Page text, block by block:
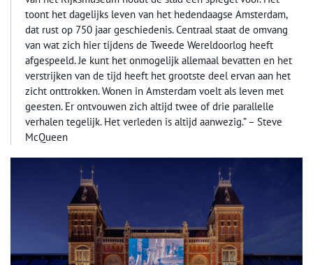
toont het dagelijks leven van het hedendaagse Amsterdam,
dat rust op 750 jaar geschiedenis. Centraal staat de omvang
van wat zich hier tijdens de Tweede Wereldoorlog heeft
afgespeeld. Je kunt het onmogelijk allemaal bevatten en het
verstrijken van de tijd heeft het grootste deel ervan aan het
zicht onttrokken. ​​Wonen in Amsterdam voelt als leven met
geesten. Er ontvouwen zich altijd twee of drie parallelle
verhalen tegelijk. Het verleden is altijd aanwezig.” – Steve
McQueen